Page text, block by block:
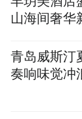
山海间奢华
青岛威斯汀
奏响味觉冲